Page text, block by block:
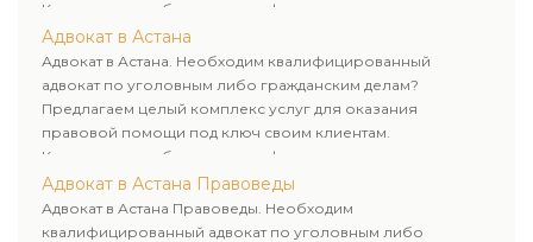
Комплексное обслуживание физических и юридических
лиц. Индивидуальный подход к каждому клиенту.
Адвокат в Астана
Адвокат в Астана. Необходим квалифицированный
адвокат по уголовным либо гражданским делам?
Предлагаем целый комплекс услуг для оказания
правовой помощи под ключ своим клиентам.
Комплексное обслуживание физических и юридических
лиц. Индивидуальный подход к каждому клиенту.
Адвокат в Астана Правоведы
Адвокат в Астана Правоведы. Необходим
квалифицированный адвокат по уголовным либо